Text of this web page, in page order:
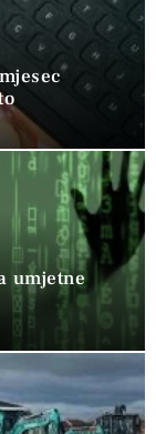
umjetne